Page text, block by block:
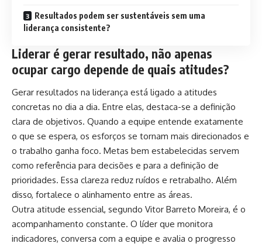
Resultados podem ser sustentáveis sem uma
liderança consistente?
Liderar é gerar resultado, não apenas
ocupar cargo depende de quais atitudes?
Gerar resultados na liderança está ligado a atitudes
concretas no dia a dia. Entre elas, destaca-se a definição
clara de objetivos. Quando a equipe entende exatamente
o que se espera, os esforços se tornam mais direcionados e
o trabalho ganha foco. Metas bem estabelecidas servem
como referência para decisões e para a definição de
prioridades. Essa clareza reduz ruídos e retrabalho. Além
disso, fortalece o alinhamento entre as áreas.
Outra atitude essencial, segundo Vitor Barreto Moreira, é o
acompanhamento constante. O líder que monitora
indicadores, conversa com a equipe e avalia o progresso